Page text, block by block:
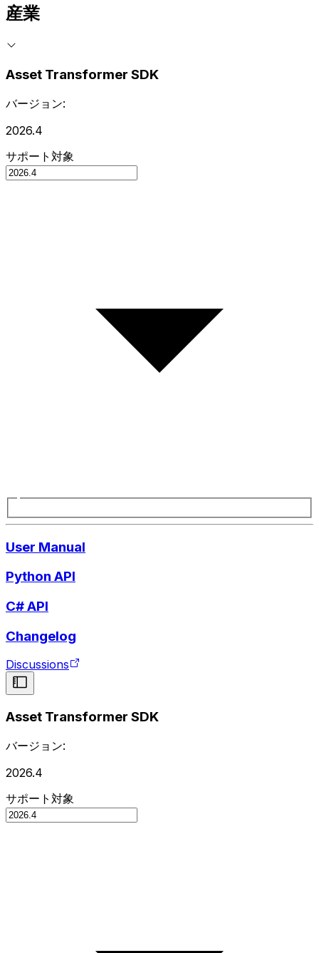
産業
Asset Transformer SDK
バージョン:
2026.4
サポート対象
User Manual
Python API
C# API
Changelog
Discussions
Asset Transformer SDK
バージョン:
2026.4
サポート対象